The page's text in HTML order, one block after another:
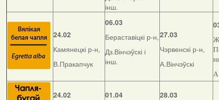
інш.
24.02
Камянецкі р-н,
В.Пракапчук
06.03
Бераставіцкі р-н,
Дз.Вінчэўскі і
інш.
27.03
Чэрвенскі р-н,
А.Вінчэўскі
24.02
01.04
28.03